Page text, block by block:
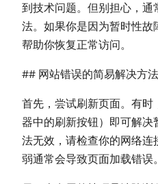
到技术问题。但别担心，
法。如果你是因为暂时性
帮助你恢复正常访问。
## 网站错误的简易解决方法
首先，尝试刷新页面。有时
器中的刷新按钮）即可解
法无效，请检查你的网络
弱通常会导致页面加载错误。